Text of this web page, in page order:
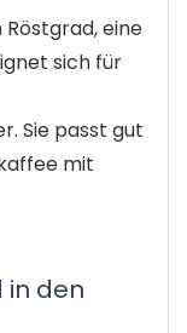
eine
sich für
Sie passt gut
mit
in den